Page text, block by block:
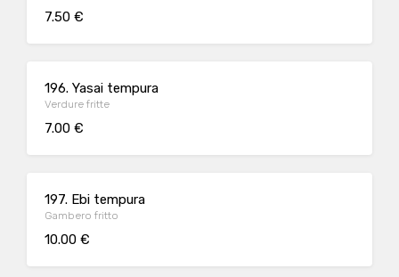
7.50 €
196. Yasai tempura
Verdure fritte
7.00 €
197. Ebi tempura
Gambero fritto
10.00 €